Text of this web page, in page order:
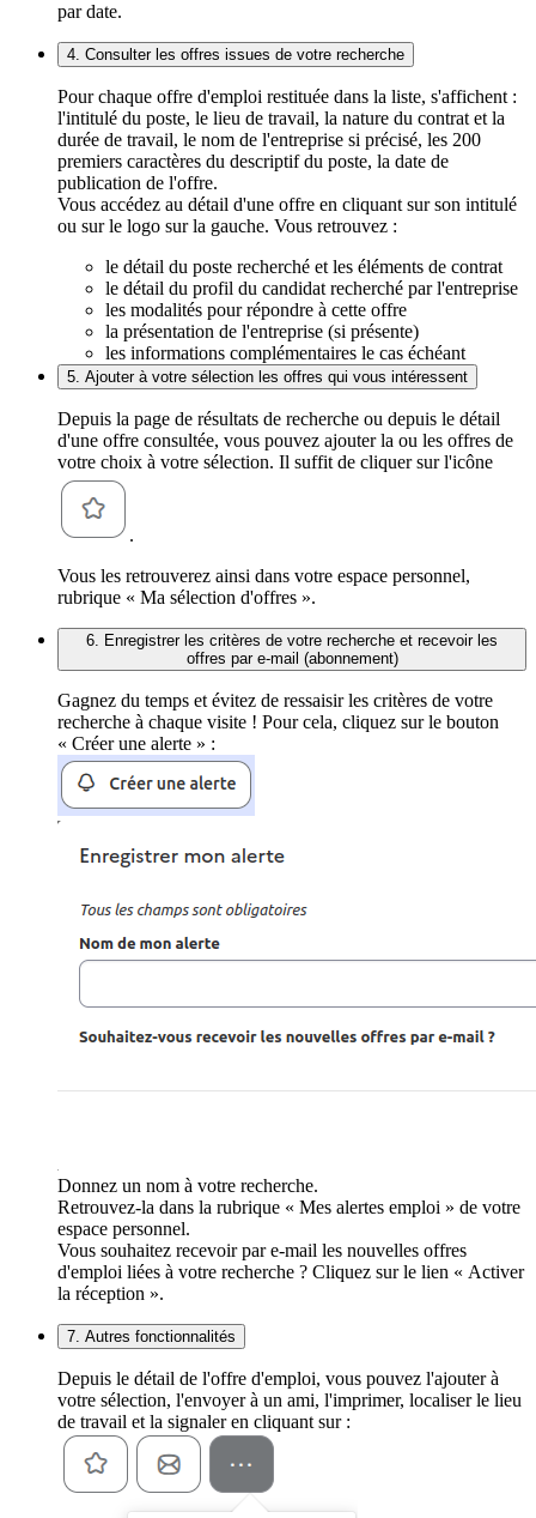
par date.
4. Consulter les offres issues de votre recherche
Pour chaque offre d'emploi restituée dans la liste, s'affichent :
l'intitulé du poste, le lieu de travail, la nature du contrat et la
durée de travail, le nom de l'entreprise si précisé, les 200
premiers caractères du descriptif du poste, la date de
publication de l'offre.
Vous accédez au détail d'une offre en cliquant sur son intitulé
ou sur le logo sur la gauche. Vous retrouvez :
le détail du poste recherché et les éléments de contrat
le détail du profil du candidat recherché par l'entreprise
les modalités pour répondre à cette offre
la présentation de l'entreprise (si présente)
les informations complémentaires le cas échéant
5. Ajouter à votre sélection les offres qui vous intéressent
Depuis la page de résultats de recherche ou depuis le détail
d'une offre consultée, vous pouvez ajouter la ou les offres de
votre choix à votre sélection. Il suffit de cliquer sur l'icône
.
Vous les retrouverez ainsi dans votre espace personnel,
rubrique « Ma sélection d'offres ».
6. Enregistrer les critères de votre recherche et recevoir les
offres par e-mail (abonnement)
Gagnez du temps et évitez de ressaisir les critères de votre
recherche à chaque visite ! Pour cela, cliquez sur le bouton
« Créer une alerte » :
Donnez un nom à votre recherche.
Retrouvez-la dans la rubrique « Mes alertes emploi » de votre
espace personnel.
Vous souhaitez recevoir par e-mail les nouvelles offres
d'emploi liées à votre recherche ? Cliquez sur le lien « Activer
la réception ».
7. Autres fonctionnalités
Depuis le détail de l'offre d'emploi, vous pouvez l'ajouter à
votre sélection, l'envoyer à un ami, l'imprimer, localiser le lieu
de travail et la signaler en cliquant sur :